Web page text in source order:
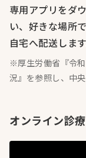
専用アプリをダ
い、好きな場所
自宅へ配送します
※厚生労働省『令
況』を参照し、中
オンライン診